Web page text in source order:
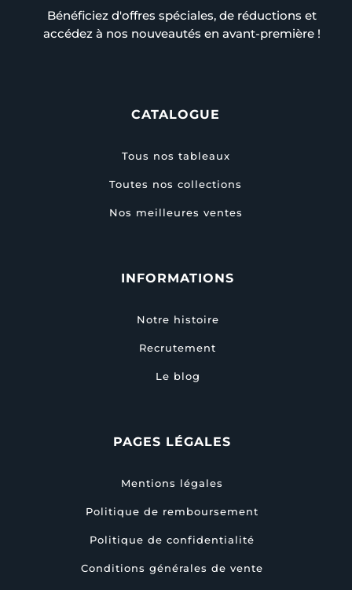
Bénéficiez d'offres spéciales, de réductions et
accédez à nos nouveautés en avant-première !
CATALOGUE
Tous nos tableaux
Toutes nos collections
Nos meilleures ventes
INFORMATIONS
Notre histoire
Recrutement
Le blog
PAGES LÉGALES
Mentions légales
Politique de remboursement
Politique de confidentialité
Conditions générales de vente